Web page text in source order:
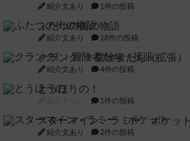
紹介文あり 1件の投稿
ふたつの街の物語
紹介文あり 18件の投稿
クランク! ：冒険者たち（拡張）
紹介文あり 4件の投稿
とうほうの！
1件の投稿
スターマイン・ラミー ポケット
紹介文あり 2件の投稿